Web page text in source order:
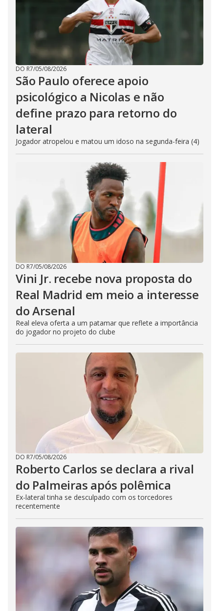
DO R7/05/08/2026
São Paulo oferece apoio
psicológico a Nicolas e não
define prazo para retorno do
lateral
Jogador atropelou e matou um idoso na segunda-feira (4)
DO R7/05/08/2026
Vini Jr. recebe nova proposta do
Real Madrid em meio a interesse
do Arsenal
Real eleva oferta a um patamar que reflete a importância
do jogador no projeto do clube
DO R7/05/08/2026
Roberto Carlos se declara a rival
do Palmeiras após polêmica
Ex-lateral tinha se desculpado com os torcedores
recentemente